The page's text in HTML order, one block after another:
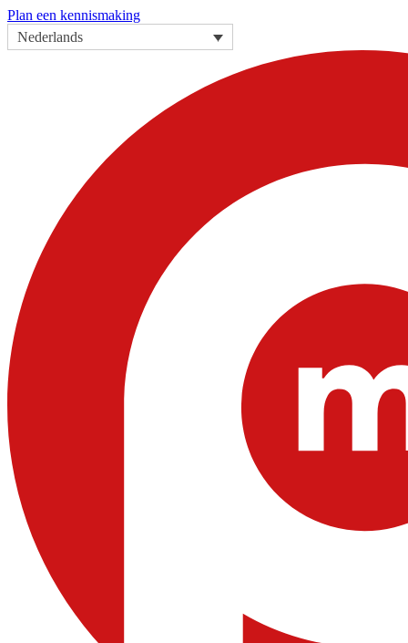
Plan een kennismaking
Nederlands